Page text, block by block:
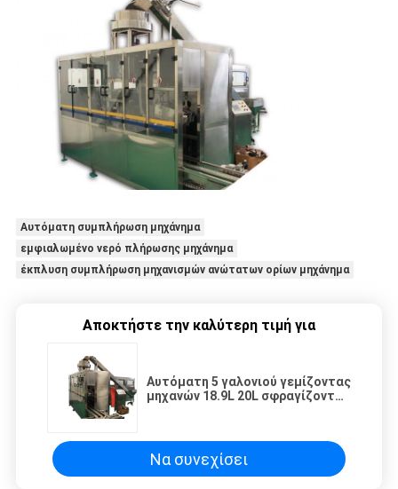
Αυτόματη συμπλήρωση μηχάνημα
εμφιαλωμένο νερό πλήρωσης μηχάνημα
έκπλυση συμπλήρωση μηχανισμών ανώτατων ορίων μηχάνημα
Αποκτήστε την καλύτερη τιμή για
Αυτόματη 5 γαλονιού γεμίζοντας
μηχανών 18.9L 20L σφραγίζοντας
Να συνεχίσει